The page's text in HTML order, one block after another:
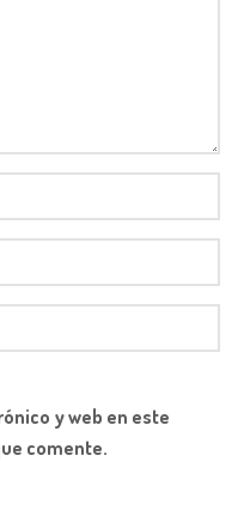
y web en este
comente.